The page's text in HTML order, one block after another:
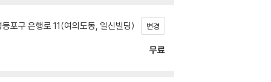
포구 은행로 11(여의도동, 일신빌딩) 변경
무료